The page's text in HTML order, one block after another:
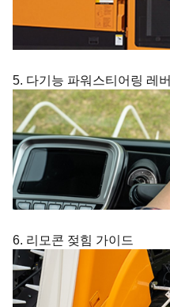
5. 다기능 파워스티어링 레버
6. 리모콘 젖힘 가이드